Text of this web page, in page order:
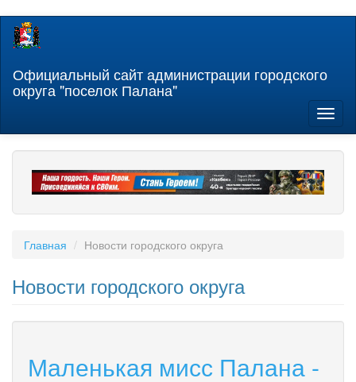
Перейти
содержанию
Официальный сайт администрации городского
округа "поселок Палана"
Главная Новости городского округа
Новости городского округа
Маленькая мисс Палана -